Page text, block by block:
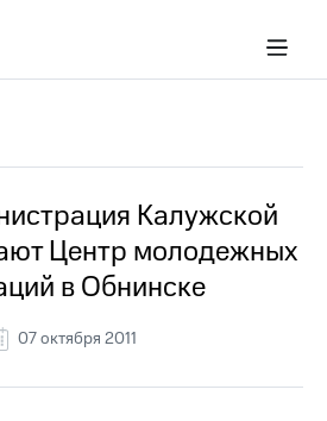
Калужской
Центр молодежных
в Обнинске
07 октября 2011